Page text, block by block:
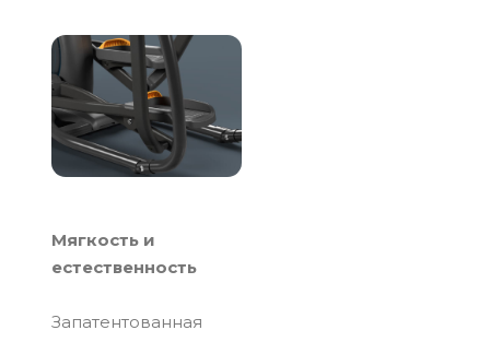
Мягкость и
естественность
Запатентованная